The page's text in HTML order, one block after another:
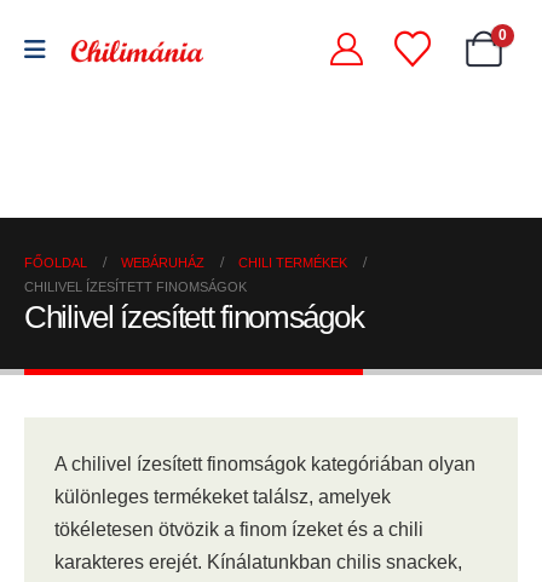
0
FŐOLDAL WEBÁRUHÁZ
CHILI TERMÉKEK
CHILIVEL ÍZESÍTETT FINOMSÁGOK
Chilivel ízesített finomságok
A chilivel ízesített finomságok kategóriában olyan
különleges termékeket találsz, amelyek
tökéletesen ötvözik a finom ízeket és a chili
karakteres erejét. Kínálatunkban chilis snackek,